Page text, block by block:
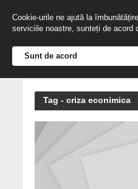
Tag - criza econimica
Cookie-urile ne ajută la
serviciile noastre, sunteți de acord
Sunt de acord